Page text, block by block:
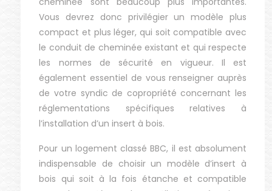
Vous devrez donc privilégier un modèle plus
compact et plus léger, qui soit compatible avec
le conduit de cheminée existant et qui respecte
les normes de sécurité en vigueur. Il est
également essentiel de vous renseigner auprès
de votre syndic de copropriété concernant les
réglementations spécifiques relatives à
l’installation d’un insert à bois.
Pour un logement classé BBC, il est absolument
indispensable de choisir un modèle d’insert à
bois qui soit à la fois étanche et compatible